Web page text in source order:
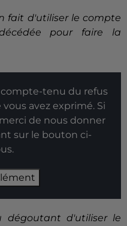
fait d'utiliser le compte
pour faire la
tenu du refus
avez exprimé. Si
de nous donner
sur le bouton ci-
dégoutant d'utiliser le